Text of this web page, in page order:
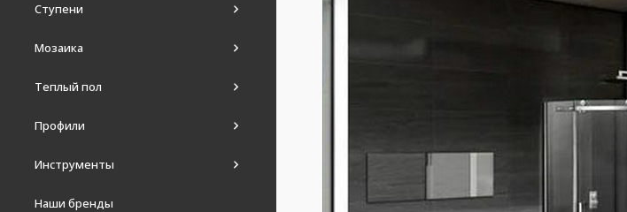
Ступени
Мозаика
Теплый пол
Профили
Инструменты
Наши бренды